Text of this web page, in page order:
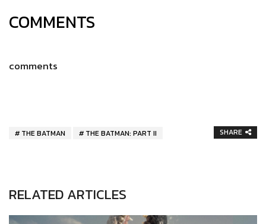
COMMENTS
comments
THE BATMAN THE BATMAN: PART II SHARE
RELATED ARTICLES